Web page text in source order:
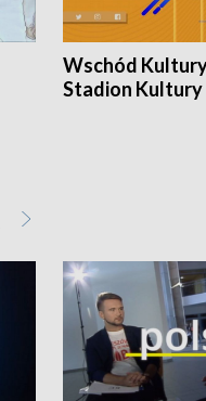
Wschód
Stadion Kultury